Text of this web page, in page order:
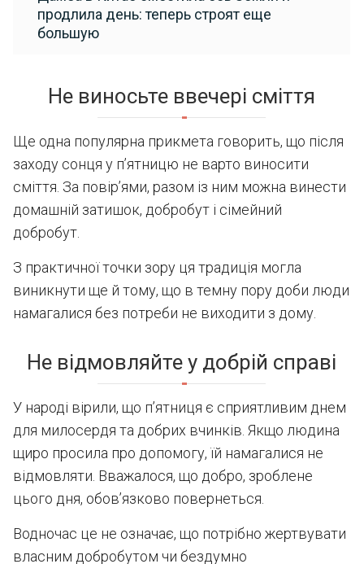
продлила день: теперь строят еще
большую
Не виносьте ввечері сміття
Ще одна популярна прикмета говорить, що після
заходу сонця у п’ятницю не варто виносити
сміття. За повір’ями, разом із ним можна винести
домашній затишок, добробут і сімейний
добробут.
З практичної точки зору ця традиція могла
виникнути ще й тому, що в темну пору доби люди
намагалися без потреби не виходити з дому.
Не відмовляйте у добрій справі
У народі вірили, що п’ятниця є сприятливим днем
для милосердя та добрих вчинків. Якщо людина
щиро просила про допомогу, їй намагалися не
відмовляти. Вважалося, що добро, зроблене
цього дня, обов’язково повернеться.
Водночас це не означає, що потрібно жертвувати
власним добробутом чи бездумно